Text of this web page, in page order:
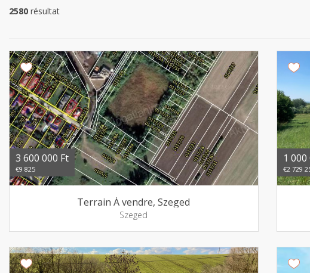
2580 résultat
3 600 000 Ft
€9 825
Terrain Á vendre, Szeged
Szeged
1
€2 729